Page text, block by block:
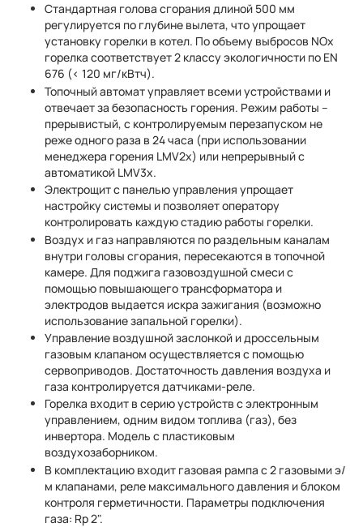
Стандартная голова сгорания длиной 500 мм
регулируется по глубине вылета, что упрощает
установку горелки в котел. По объему выбросов NOx
горелка соответствует 2 классу экологичности по EN
676 (< 120 мг/кВтч).
Топочный автомат управляет всеми устройствами и
отвечает за безопасность горения. Режим работы –
прерывистый, с контролируемым перезапуском не
реже одного раза в 24 часа (при использовании
менеджера горения LMV2x) или непрерывный с
автоматикой LMV3x.
Электрощит с панелью управления упрощает
настройку системы и позволяет оператору
контролировать каждую стадию работы горелки.
Воздух и газ направляются по раздельным каналам
внутри головы сгорания, пересекаются в топочной
камере. Для поджига газовоздушной смеси с
помощью повышающего трансформатора и
электродов выдается искра зажигания (возможно
использование запальной горелки).
Управление воздушной заслонкой и дроссельным
газовым клапаном осуществляется с помощью
сервоприводов. Достаточность давления воздуха и
газа контролируется датчиками-реле.
Горелка входит в серию устройств с электронным
управлением, одним видом топлива (газ), без
инвертора. Модель с пластиковым
воздухозаборником.
В комплектацию входит газовая рампа с 2 газовыми э/
м клапанами, реле максимального давления и блоком
контроля герметичности. Параметры подключения
газа: Rp 2".